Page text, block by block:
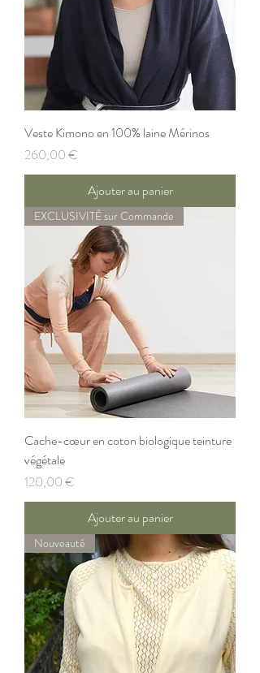
Veste Kimono en 100% laine Mérinos
Prix
260,00 €
Ajouter au panier
EXCLUSIVITÉ sur Commande
Cache-cœur en coton biologique teinture
végétale
Prix
120,00 €
Ajouter au panier
Nouveauté